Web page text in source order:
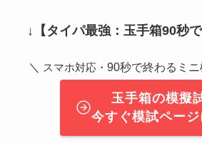
↓ 【タイパ最強：玉手箱90秒
＼ スマホ対応・ 90秒で終わるミニ
玉手箱の模擬
今すぐ模試ページ